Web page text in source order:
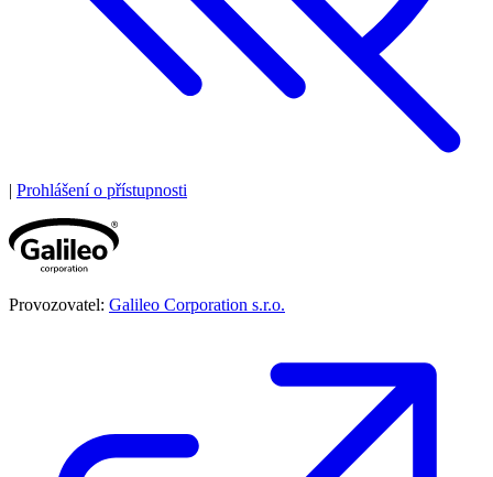
| Prohlášení o přístupnosti
Provozovatel: Galileo Corporation s.r.o.